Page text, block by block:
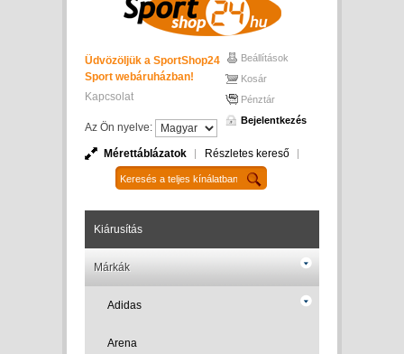
Üdvözöljük a SportShop24
Sport webáruházban!
Kapcsolat
Az Ön nyelve:
Beállítások
Kosár
Pénztár
Bejelentkezés
Mérettáblázatok Részletes kereső
Kiárusítás
Márkák
Adidas
Arena